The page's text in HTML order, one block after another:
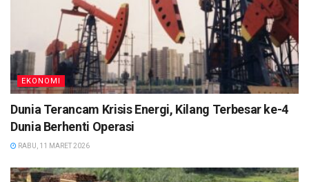
EKONOMI
Dunia Terancam Krisis Energi, Kilang Terbesar ke-4
Dunia Berhenti Operasi
RABU, 11 MARET 2026